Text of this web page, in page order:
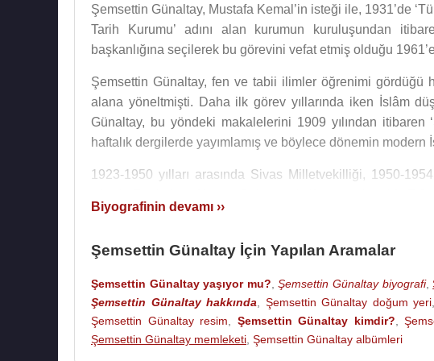
Şemsettin Günaltay, Mustafa Kemal’in isteği ile, 1931’de
Tarih Kurumu’ adını alan kurumun kuruluşundan
başkanlığına seçilerek bu görevini vefat etmiş olduğu
Şemsettin Günaltay, fen ve tabii ilimler öğrenimi gördüğü
alana yöneltmişti. Daha ilk görev yıllarında iken İslâm
Günaltay, bu yöndeki makalelerini 1909 yılından itibaren
haftalık dergilerde yayımlamış ve böylece dönemin modern
1923-1950 yılları arasında Sivas Milletvekilliği, 1950-
1950 tarihleri arasında, Demokrat Parti iktidarına kadar da
Şemsettin Günaltay, 1961’de İstanbul senatörü seçildi,
Mezarlığı’nda kızının yanında toprağa verildi.
Kitaplarından bazıları:
1910 - Fennin En Son Keşfiyâtından
Biyografinin devamı ››
Şemsettin Günaltay İçin Yapılan Aramalar
Şemsettin Günaltay yaşıyor mu? ,Şemsettin Günaltay biyografi,
Şemsettin Günaltay hakkında
Şemsettin Günaltay doğum yeri
Şemsettin Günaltay resim
Şemsettin Günaltay kimdir?
Şemsettin Günaltay memleketi Şemsettin Günaltay albümleri